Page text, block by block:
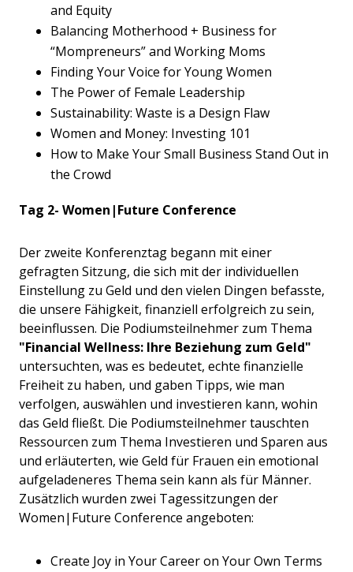
and Equity
Balancing Motherhood + Business for
“Mompreneurs” and Working Moms
Finding Your Voice for Young Women
The Power of Female Leadership
Sustainability: Waste is a Design Flaw
Women and Money: Investing 101
How to Make Your Small Business Stand Out in
the Crowd
Tag 2- Women|Future Conference
Der zweite Konferenztag begann mit einer
gefragten Sitzung, die sich mit der individuellen
Einstellung zu Geld und den vielen Dingen befasste,
die unsere Fähigkeit, finanziell erfolgreich zu sein,
beeinflussen. Die Podiumsteilnehmer zum Thema
"Financial Wellness: Ihre Beziehung zum Geld"
untersuchten, was es bedeutet, echte finanzielle
Freiheit zu haben, und gaben Tipps, wie man
verfolgen, auswählen und investieren kann, wohin
das Geld fließt. Die Podiumsteilnehmer tauschten
Ressourcen zum Thema Investieren und Sparen aus
und erläuterten, wie Geld für Frauen ein emotional
aufgeladeneres Thema sein kann als für Männer.
Zusätzlich wurden zwei Tagessitzungen der
Women|Future Conference angeboten:
Create Joy in Your Career on Your Own Terms